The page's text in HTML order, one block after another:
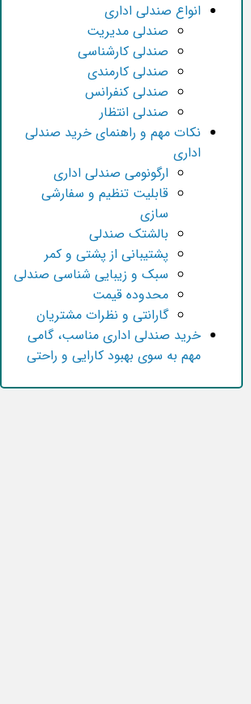
انواع صندلی اداری
صندلی مدیریت
صندلی کارشناسی
صندلی کارمندی
صندلی کنفرانس
صندلی انتظار
نکات مهم و راهنمای خرید صندلی
اداری
ارگونومی صندلی اداری
قابلیت تنظیم و سفارشی
سازی
بالشتک صندلی
پشتیبانی از پشتی و کمر
سبک و زیبایی‌ شناسی صندلی
محدوده قیمت
گارانتی و نظرات مشتریان
خرید صندلی اداری مناسب، گامی
مهم به سوی بهبود کارایی و راحتی